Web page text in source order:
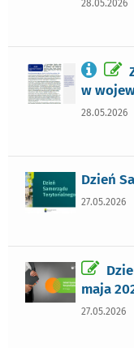
28.05.2026
w
28.05.2026
Dzień
27.05.2026
maja
27.05.2026